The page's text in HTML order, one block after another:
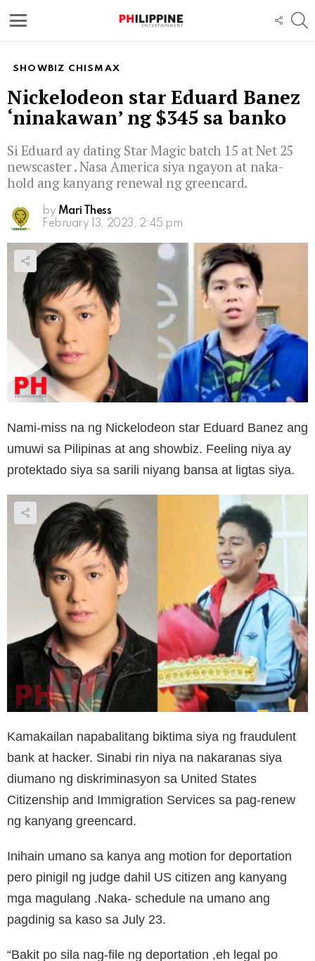
SHOWBIZ CHISMAX
Nickelodeon star Eduard Banez
‘ninakawan’ ng $345 sa banko
Si Eduard ay dating Star Magic batch 15 at Net 25
newscaster . Nasa America siya ngayon at naka-
hold ang kanyang renewal ng greencard.
by Mari Thess
February 13, 2023, 2:45 pm
Nami-miss na ng Nickelodeon star Eduard Banez ang
umuwi sa Pilipinas at ang showbiz. Feeling niya ay
protektado siya sa sarili niyang bansa at ligtas siya.
Kamakailan napabalitang biktima siya ng fraudulent
bank at hacker. Sinabi rin niya na nakaranas siya
diumano ng diskriminasyon sa United States
Citizenship and Immigration Services sa pag-renew
ng kanyang greencard.
Inihain umano sa kanya ang motion for deportation
pero pinigil ng judge dahil US citizen ang kanyang
mga magulang .Naka- schedule na umano ang
pagdinig sa kaso sa July 23.
“Bakit po sila nag-file ng deportation ,eh legal po